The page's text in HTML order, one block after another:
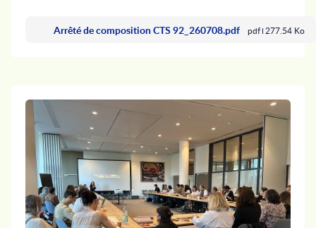
Arrêté de composition CTS 92_260708.pdf pdf 277.54 Ko